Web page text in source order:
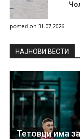
posted on 31.07.2026
НAЈНОВИ ВЕСТИ
Тетовци има